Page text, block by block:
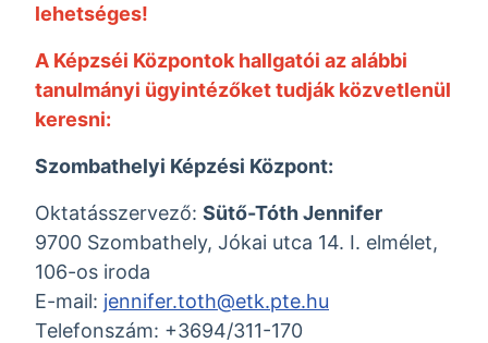
lehetséges!
A Képzséi Központok hallgatói az alábbi
tanulmányi ügyintézőket tudják közvetlenül
keresni:
Szombathelyi Képzési Központ:
Oktatásszervező: Sütő-Tóth Jennifer
9700 Szombathely, Jókai utca 14. I. elmélet,
106-os iroda
E-mail: jennifer.toth@etk.pte.hu
Telefonszám: +3694/311-170